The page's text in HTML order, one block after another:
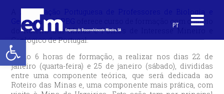
Open toolbar
PT
Associação Portuguesa de Professores de Biologia e
Geologia – APPBG
oferece curso de formação com o apoio
do Roteiro das Minas e Pontos de Interesse Mineiro e
Geológico de Portugal.
Serão 6 horas de formação, a realizar nos dias 22 de
janeiro (quarta-feira) e 25 de janeiro (sábado), divididas
entre uma componente teórica, que será dedicada ao
Roteiro das Minas e, uma componente mais prática, com